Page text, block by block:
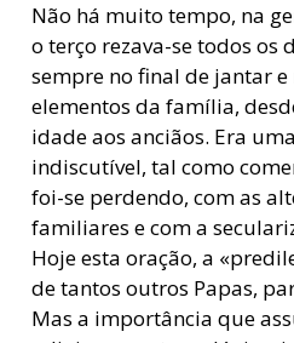
Não há muito tempo, na
o terço rezava-se todos os
sempre no final de jantar
elementos da família,
idade aos anciãos. Era
indiscutível, tal como
foi-se perdendo, com as
familiares e com a
Hoje esta oração, a
de tantos outros Papas,
Mas a importância que